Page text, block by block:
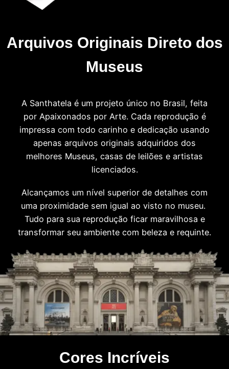
Arquivos Originais Direto dos
Museus
A Santhatela é um projeto único no Brasil, feita
por Apaixonados por Arte. Cada reprodução é
impressa com todo carinho e dedicação usando
apenas arquivos originais adquiridos dos
melhores Museus, casas de leilões e artistas
licenciados.
Alcançamos um nível superior de detalhes com
uma proximidade sem igual ao visto no museu.
Tudo para sua reprodução ficar maravilhosa e
transformar seu ambiente com beleza e requinte.
Cores Incríveis